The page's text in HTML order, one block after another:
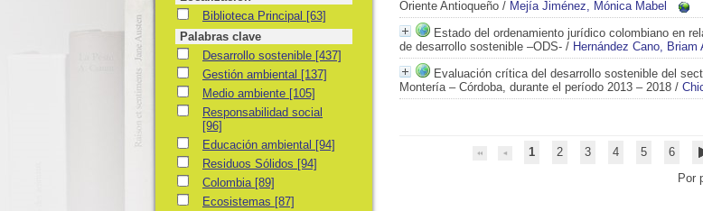
Oriente Antioqueño / Mejía Jiménez, Mónica Mabel
Estado del ordenamiento jurídico colombiano en
de desarrollo sostenible –ODS- / Hernández Cano, Briam
Evaluación crítica del desarrollo sostenible del
Montería – Córdoba, durante el período 2013 – 2018 /
1 2 3 4 5 6
Por
Biblioteca Principal
Biblioteca Principal [63]
Palabras clave
Desarrollo sostenible
Desarrollo sostenible [437]
Gestión ambiental
Gestión ambiental [137]
Medio ambiente
Medio ambiente [105]
Responsabilidad social
Responsabilidad social
[96]
Educación ambiental
Educación ambiental [94]
Residuos Sólidos
Residuos Sólidos [94]
ColombiaColombia [89]
Ecosistemas
Ecosistemas [87]